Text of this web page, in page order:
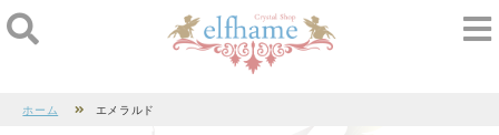
ホーム エメラルド